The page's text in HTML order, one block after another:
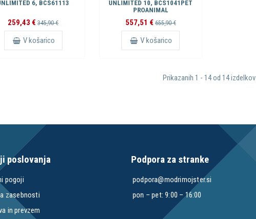
6, BCS61113
259,43 €345,90 €
V košarico
UNLIMITED 10, BCS1041PET
PROANIMAL
557,51 €655,90 €
V košarico
Prikazanih 1 - 14 od 14 izdelkov
poslovanja
pogoji
zasebnosti
in prevzem
Podpora za stranke
podpora@modrimojster.si
pon – pet: 9:00 – 16:00